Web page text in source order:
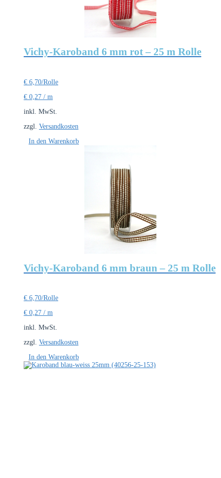
Vichy-Karoband 6 mm rot – 25 m Rolle
€ 6,70/Rolle
€ 0,27 / m
inkl. MwSt.
zzgl. Versandkosten
In den Warenkorb
Vichy-Karoband 6 mm braun – 25 m Rolle
€ 6,70/Rolle
€ 0,27 / m
inkl. MwSt.
zzgl. Versandkosten
In den Warenkorb